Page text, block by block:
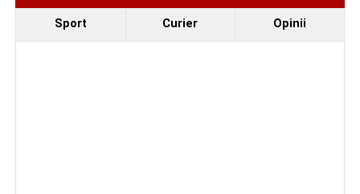
Evenimentul face parte din programulString Symphonic
Camp 2026, proiect susținut de Rotary Club Alba Iulia
care urmărește să ofere tinerilor muzicieni oportunitatea
Sport Curier Opinii